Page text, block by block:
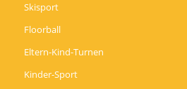
Skisport
Floorball
Eltern-Kind-Turnen
Kinder-Sport